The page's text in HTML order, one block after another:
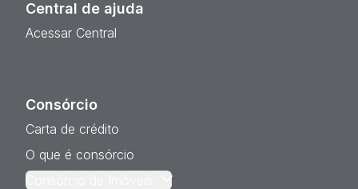
Central de ajuda
Acessar Central
Consórcio
Carta de crédito
O que é consórcio
Consórcio de Imóveis